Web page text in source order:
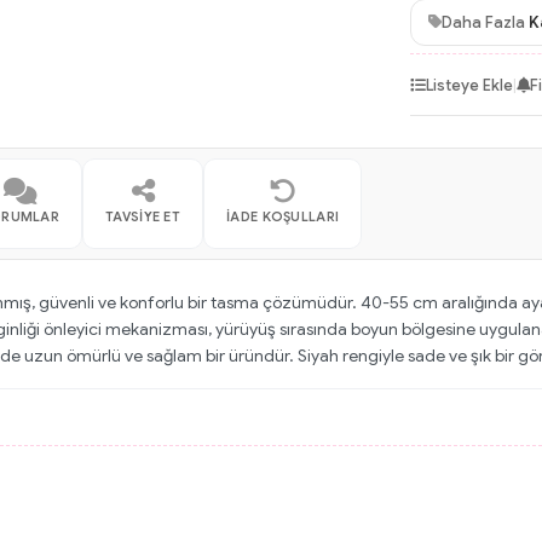
Daha Fazla
Listeye Ekle|
TAVSIYE ET İADE KOŞULLARI
güvenli ve konforlu bir tasma çözümüdür. 40-55 cm aralığında
önleyici mekanizması, yürüyüş sırasında boyun bölgesine
uzun ömürlü ve sağlam bir üründür. Siyah rengiyle sade ve şık bir